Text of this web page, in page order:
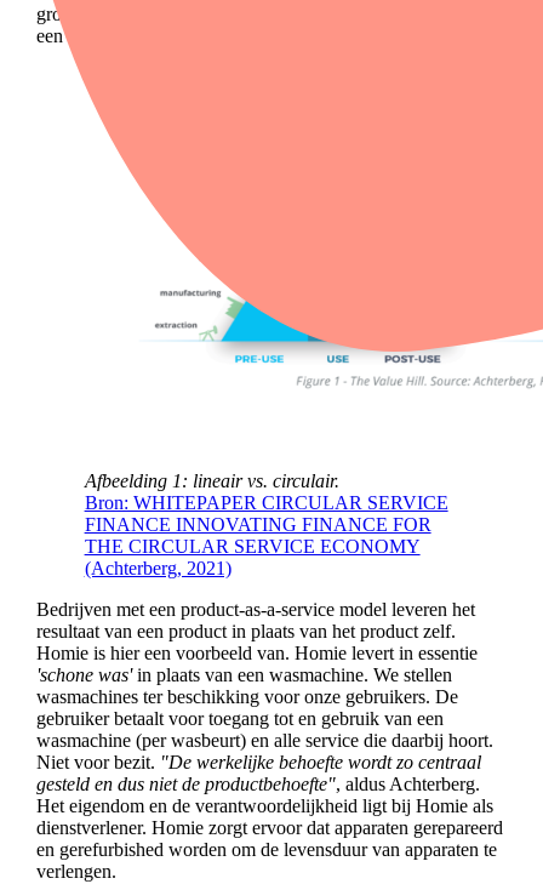
grondstoffen. Het
een voorbeeld van (tekst gaat verder onder de afbeelding).
Afbeelding 1: lineair vs. circulair.
Bron: WHITEPAPER CIRCULAR SERVICE
FINANCE INNOVATING FINANCE FOR
THE CIRCULAR SERVICE ECONOMY
(Achterberg, 2021)
Bedrijven met een product-as-a-service model leveren het
resultaat van een product in plaats van het product zelf.
Homie is hier een voorbeeld van. Homie levert in essentie
'schone was'in plaats van een wasmachine. We stellen
wasmachines ter beschikking voor onze gebruikers. De
gebruiker betaalt voor toegang tot en gebruik van een
wasmachine (per wasbeurt) en alle service die daarbij hoort.
Niet voor bezit. "De werkelijke behoefte wordt zo centraal
gesteld en dus niet de productbehoefte", aldus Achterberg.
Het eigendom en de verantwoordelijkheid ligt bij Homie als
dienstverlener. Homie zorgt ervoor dat apparaten gerepareerd
en gerefurbished worden om de levensduur van apparaten te
verlengen.